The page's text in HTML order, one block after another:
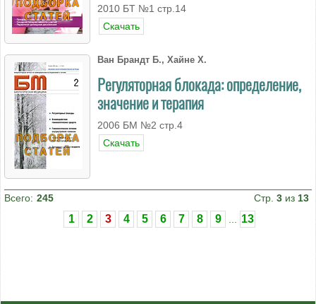
2010 БT №1 стр.14
Скачать
Ван Брандт Б., Хайне Х.
Регуляторная блокада: определение,
значение и терапия
2006 БМ №2 стр.4
Скачать
Всего: 245 Стр. 3 из 13
1 2 3 4 5 6 7 8 9 ... 13